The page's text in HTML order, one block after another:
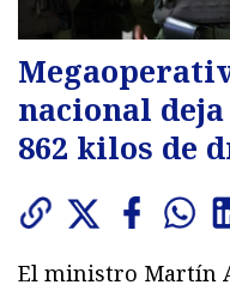
nacional
862 kilos de
El ministro Martín